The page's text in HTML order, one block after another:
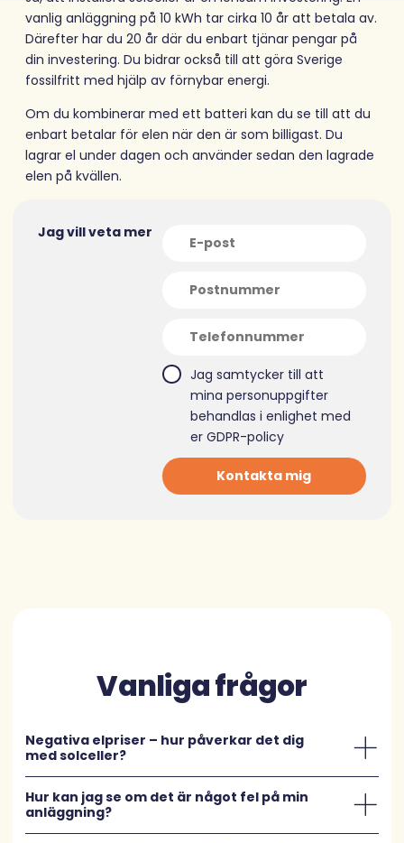
vanlig anläggning på 10 kWh tar cirka 10 år att betala av.
Därefter har du 20 år där du enbart tjänar pengar på
din investering. Du bidrar också till att göra Sverige
fossilfritt med hjälp av förnybar energi.
Om du kombinerar med ett batteri kan du se till att du
enbart betalar för elen när den är som billigast. Du
lagrar el under dagen och använder sedan den lagrade
elen på kvällen.
Jag vill veta mer
Jag samtycker till att
mina personuppgifter
behandlas i enlighet med
er GDPR-policy
Kontakta mig
Vanliga frågor
Negativa elpriser – hur påverkar det dig
med solceller?
Hur kan jag se om det är något fel på min
anläggning?